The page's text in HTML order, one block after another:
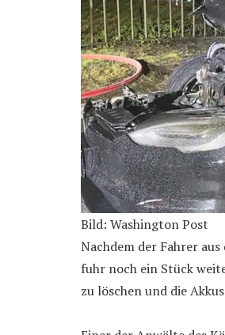
Bild: Washington Post
Nachdem der Fahrer
fuhr noch ein Stück
zu löschen und die